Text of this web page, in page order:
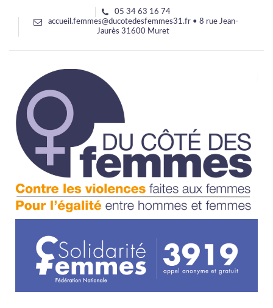
05 34 63 16 74
accueil.femmes@ducotedesfemmes31.fr • 8 rue Jean-
Jaurès 31600 Muret